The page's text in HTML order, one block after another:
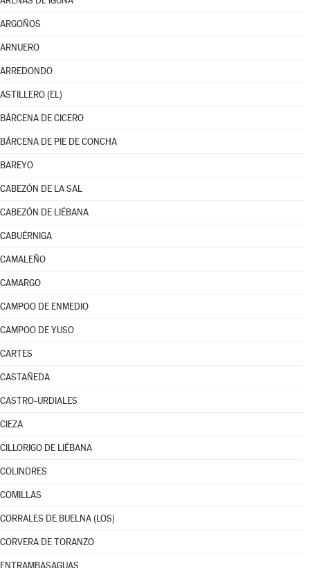
ARGOÑOS
ARNUERO
ARREDONDO
ASTILLERO (EL)
BÁRCENA DE CICERO
BÁRCENA DE PIE DE CONCHA
BAREYO
CABEZÓN DE LA SAL
CABEZÓN DE LIÉBANA
CABUÉRNIGA
CAMALEÑO
CAMARGO
CAMPOO DE ENMEDIO
CAMPOO DE YUSO
CARTES
CASTAÑEDA
CASTRO-URDIALES
CIEZA
CILLORIGO DE LIÉBANA
COLINDRES
COMILLAS
CORRALES DE BUELNA (LOS)
CORVERA DE TORANZO
ENTRAMBASAGUAS